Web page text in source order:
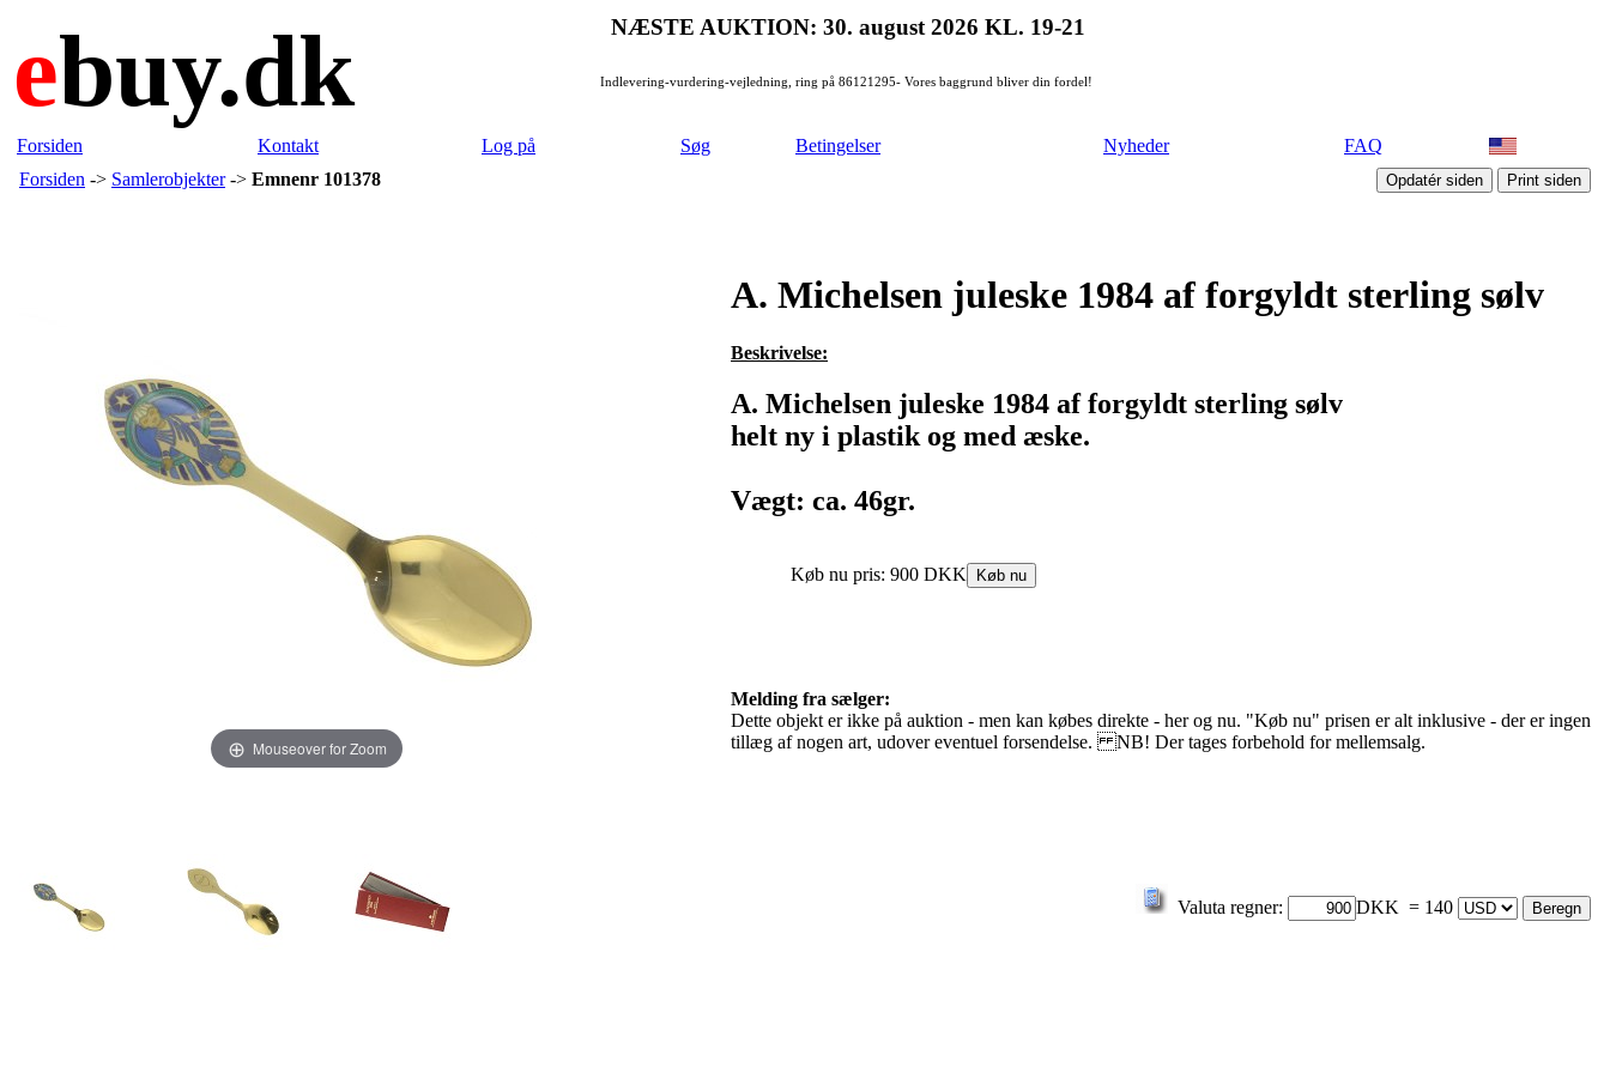
ebuy.dk NÆSTE AUKTION: 30. august 2026 KL. 19-21
Indlevering-vurdering-vejledning, ring på 86121295- Vores baggrund bliver din fordel!
Forsiden Kontakt Log på Søg Betingelser Nyheder
FAQ
Forsiden -> Samlerobjekter-> Emnenr 101378
Mouseover for Zoom
A. Michelsen juleske 1984 af forgyldt sterling sølv
Beskrivelse:
A. Michelsen juleske 1984 af forgyldt sterling sølv
helt ny i plastik og med æske.
Vægt: ca. 46gr.
Melding fra sælger:
Dette objekt er ikke på auktion - men kan købes direkte - her og nu. "Køb nu" prisen er alt inklusive - der er ingen
tillæg af nogen art, udover eventuel forsendelse. NB! Der tages forbehold for mellemsalg.
Valuta regner: DKK = 140